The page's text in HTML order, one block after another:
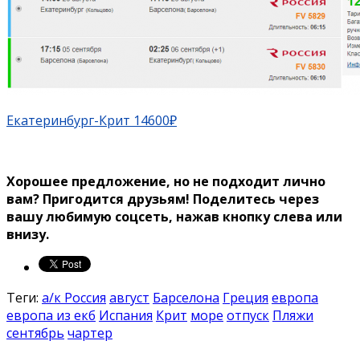
Екатеринбург-Крит 14600₽
Хорошее предложение, но не подходит лично
вам? Пригодится друзьям! Поделитесь через
вашу любимую соцсеть, нажав кнопку слева или
внизу.
Теги: а/к Россия август Барселона Греция европа
европа из екб Испания Крит море отпуск Пляжи
сентябрь чартер